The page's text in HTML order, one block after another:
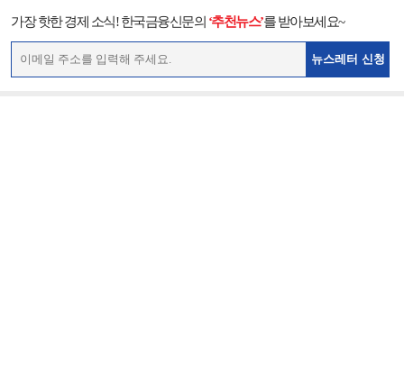
가장 핫한 경제 소식! 한국금융신문의 ‘추천뉴스’를 받아보세요~
뉴스레터 신청